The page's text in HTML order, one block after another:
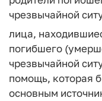
чрезвычайной
лица,
погибшего
чрезвычайной
помощь, которая
основным